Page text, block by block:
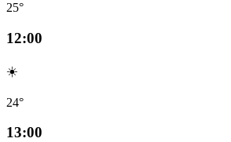
25°
12:00
☀️
24°
13:00